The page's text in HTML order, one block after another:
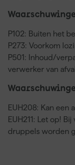
P102: Buiten het
P273: Voorkom
P501: Inhoud/
verwerker van
EUH208: Kan een
EUH211: Let op!
druppels worden